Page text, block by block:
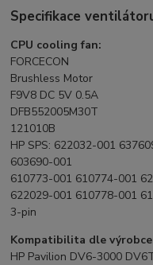
Specifikace
CPU cooling fan:
FORCECON
Brushless Motor
F9V8 DC 5V 0.5A
DFB552005M30T
121010B
HP SPS: 622032-001
603690-001
610773-001 610774-001
622029-001 610778-001
3-pin
Kompatibilita dle
HP Pavilion DV6-3000